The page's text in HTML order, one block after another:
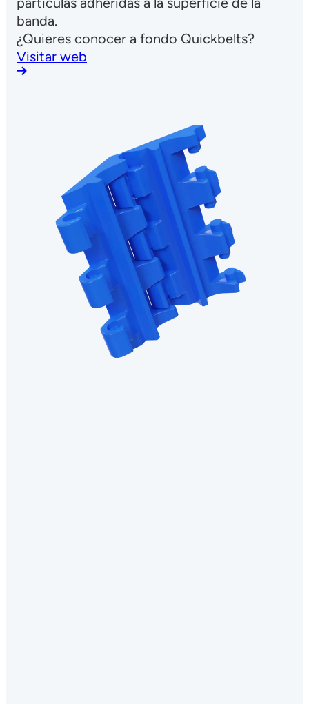
banda.
¿Quieres conocer a fondo Quickbelts?
Visitar web